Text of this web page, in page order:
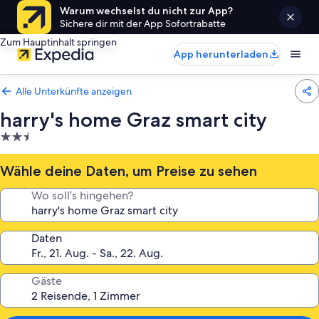
Warum wechselst du nicht zur App?
Sichere dir mit der App Sofortrabatte
Zum Hauptinhalt springen
App herunterladen
Alle Unterkünfte anzeigen
harry's home Graz smart city
2.5-
Sterne-
Unterkunft
Wähle deine Daten, um Preise zu sehen
Wo soll’s hingehen?
Daten
Gäste